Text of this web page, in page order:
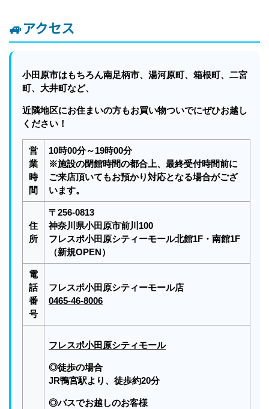
🚙アクセス
小田原市はもちろん南足柄市、湯河原町、箱根町、二宮
町、大井町など、
近隣地区にお住まいの方もお買い物ついでにぜひお越し
ください！
営
業
時
間
10時00分～19時00分
※施設の閉館時間の都合上、最終受付時間前に
ご来店頂いてもお預かり対応となる場合がござ
います。
住
所
〒256-0813
神奈川県小田原市前川100
フレスポ小田原シティーモール北館1F・南館1F
（新規OPEN）
電
話
番
号
フレスポ小田原シティーモール店
0465-46-8006
フレスポ小田原シティモール
◎徒歩の場合
JR鴨宮駅より、徒歩約20分
◎バスでお越しのお客様